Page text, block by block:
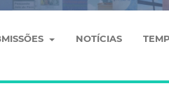
NOTÍCIAS